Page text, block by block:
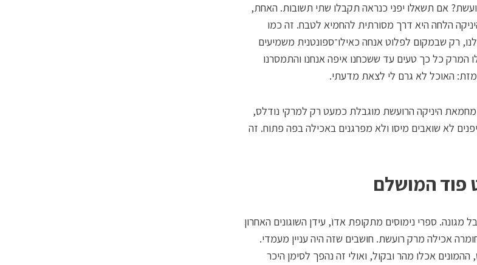
אם תשאלו יפני כנראה תקבלו שתי תשובות. האחת,
הלחה היא דרך מסורתית להחמיא לטבח. זה כמו
שבמקום לפלוט אנחה כאילו־ספונטנית משמיעים
המרק כל כך טעים עד ששכחנו איפה אנחנו והתמסרנו
האוכל לא גרם לי לצאת מדעתי.
היניקה הרועשת מוגבלת כמעט רק למרקי נודלס,
לא שואבים מיסו ולא מפרגנים באכילה בפה פתוח. זה
המושלם
מגונה. ספרי נימוסים מתקופת אדוֹ, עידן השוגונים האחרון
אכילה מרק רועשת. חושבים שזה היה עניין מעמדי.
אכלו מהר ובקול, ואולי זה נהפך לסימן היכר